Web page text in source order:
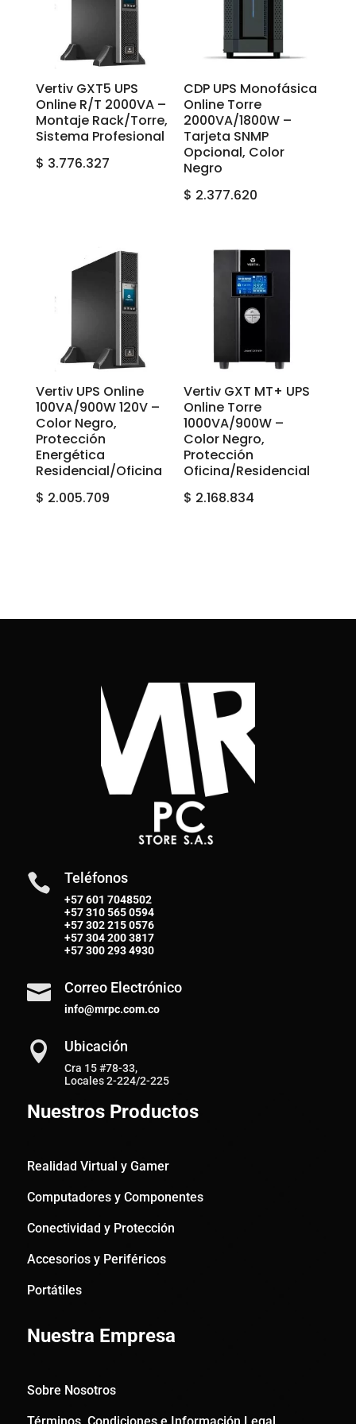
Vertiv GXT5 UPS
Online R/T 2000VA –
Montaje Rack/Torre,
Sistema Profesional
$ 3.776.327
CDP UPS Monofásica
Online Torre
2000VA/1800W –
Tarjeta SNMP
Opcional, Color
Negro
$ 2.377.620
Vertiv UPS Online
100VA/900W 120V –
Color Negro,
Protección
Energética
Residencial/Oficina
$ 2.005.709
Vertiv GXT MT+ UPS
Online Torre
1000VA/900W –
Color Negro,
Protección
Oficina/Residencial
$ 2.168.834
 Teléfonos
+57 601 7048502
+57310 565 0594
+57302 215 0576
+57304 200 3817
+57300 293 4930
 Correo Electrónico
info@mrpc.com.co
 Ubicación
Cra 15 #78-33,
Locales 2-224/2-225
Nuestros Productos
Realidad Virtual y Gamer
Computadores y Componentes
Conectividad y Protección
Accesorios y Periféricos
Portátiles
Nuestra Empresa
Sobre Nosotros
Términos, Condiciones e Información Legal